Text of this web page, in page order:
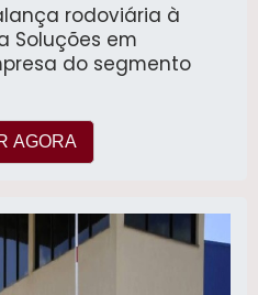
rodoviária à
Soluções em
do segmento
AGORA